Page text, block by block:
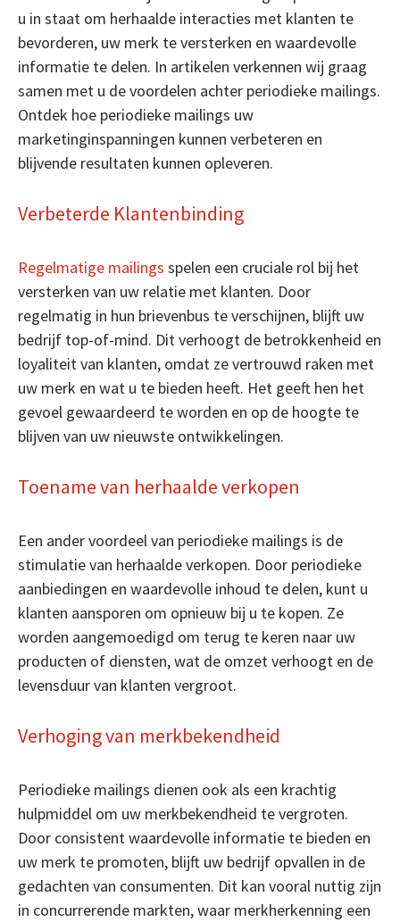
u in staat om herhaalde interacties met klanten te
bevorderen, uw merk te versterken en waardevolle
informatie te delen. In artikelen verkennen wij graag
samen met u de voordelen achter periodieke mailings.
Ontdek hoe periodieke mailings uw
marketinginspanningen kunnen verbeteren en
blijvende resultaten kunnen opleveren.
Verbeterde Klantenbinding
Regelmatige mailings spelen een cruciale rol bij het
versterken van uw relatie met klanten. Door
regelmatig in hun brievenbus te verschijnen, blijft uw
bedrijf top-of-mind. Dit verhoogt de betrokkenheid en
loyaliteit van klanten, omdat ze vertrouwd raken met
uw merk en wat u te bieden heeft. Het geeft hen het
gevoel gewaardeerd te worden en op de hoogte te
blijven van uw nieuwste ontwikkelingen.
Toename van herhaalde verkopen
Een ander voordeel van periodieke mailings is de
stimulatie van herhaalde verkopen. Door periodieke
aanbiedingen en waardevolle inhoud te delen, kunt u
klanten aansporen om opnieuw bij u te kopen. Ze
worden aangemoedigd om terug te keren naar uw
producten of diensten, wat de omzet verhoogt en de
levensduur van klanten vergroot.
Verhoging van merkbekendheid
Periodieke mailings dienen ook als een krachtig
hulpmiddel om uw merkbekendheid te vergroten.
Door consistent waardevolle informatie te bieden en
uw merk te promoten, blijft uw bedrijf opvallen in de
gedachten van consumenten. Dit kan vooral nuttig zijn
in concurrerende markten, waar merkherkenning een